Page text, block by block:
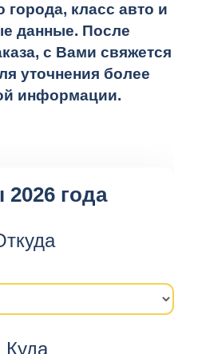
города, класс авто и
данные. После
с Вами свяжется
уточнения более
информации.
года
Куда